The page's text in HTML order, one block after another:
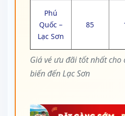
Giá vé ưu đãi tốt nhất cho
biến đến Lạc Sơn
Phú
Quốc –
Lạc Sơn
85